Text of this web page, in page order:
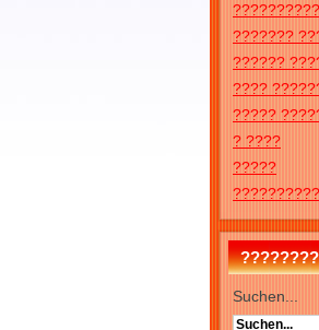
???????
??????
????
?????
? ????
?????
Suchen...